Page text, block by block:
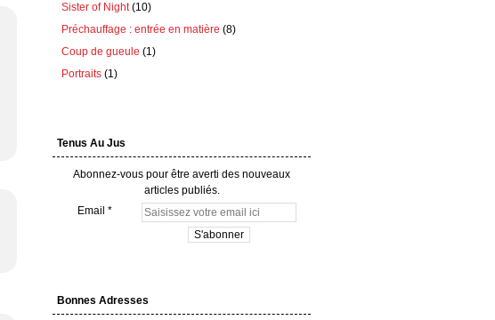
Sister of Night(10)
Préchauffage : entrée en matière (8)
Coup de gueule (1)
Portraits (1)
Tenus Au Jus
Abonnez-vous pour être averti des nouveaux
articles publiés.
Email
Bonnes Adresses